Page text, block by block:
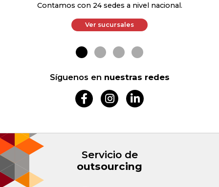
Contamos con 24 sedes a nivel nacional.
Ver sucursales
Línea Nacional:333 602 5368
Síguenos en nuestras redes
Servicio de
outsourcing